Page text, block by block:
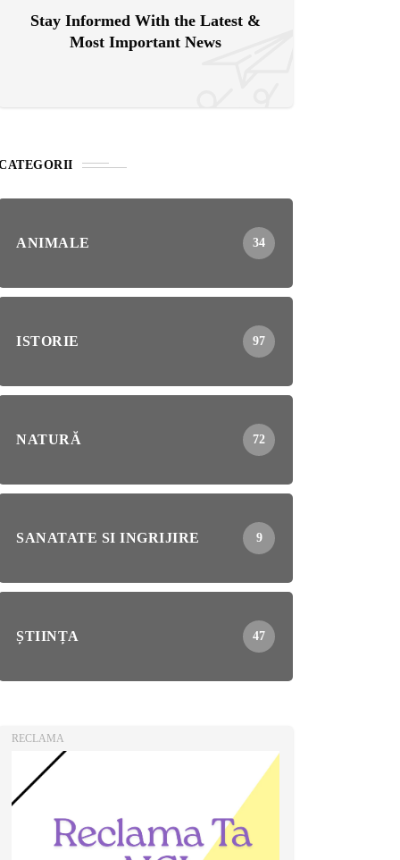
Stay Informed With the Latest &
Most Important News
ANIMALE 34
ISTORIE 97
NATURĂ 72
SANATATE SI INGRIJIRE 9
ȘTIINȚA 47
RECLAMA